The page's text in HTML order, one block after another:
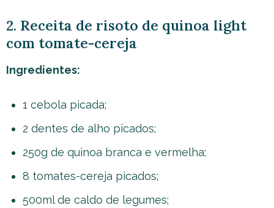
2. Receita de risoto de quinoa light
com tomate-cereja
Ingredientes:
1 cebola picada;
2 dentes de alho picados;
250g de quinoa branca e vermelha;
8 tomates-cereja picados;
500ml de caldo de legumes;